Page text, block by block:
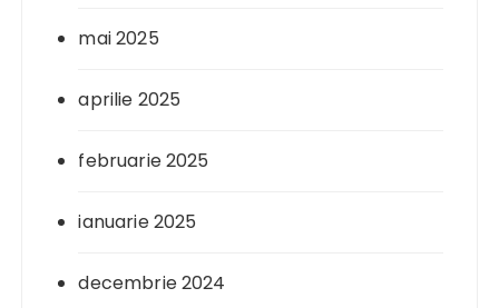
mai 2025
aprilie 2025
februarie 2025
ianuarie 2025
decembrie 2024